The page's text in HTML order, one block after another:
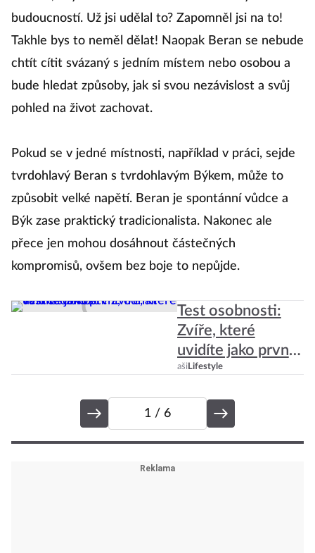
budoucností. Už jsi udělal to? Zapomněl jsi na to!
Takhle bys to neměl dělat! Naopak Beran se nebude
chtít cítit svázaný s jedním místem nebo osobou a
bude hledat způsoby, jak si svou nezávislost a svůj
pohled na život zachovat.
Pokud se v jedné místnosti, například v práci, sejde
tvrdohlavý Beran s tvrdohlavým Býkem, může to
způsobit velké napětí. Beran je spontánní vůdce a
Býk zase praktický tradicionalista. Nakonec ale
přece jen mohou dosáhnout částečných
kompromisů, ovšem bez boje to nepůjde.
Test osobnosti:
Zvíře, které
uvidíte jako první,
odhalí vaši
aši Lifestyle
1 / 6